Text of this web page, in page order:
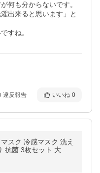
何も分からないです。
出来ると思います」と
すね。
違反報告 いいね 0
スク 冷感マスク 洗え
抗菌 3枚セット 大人
送料無料 父の日